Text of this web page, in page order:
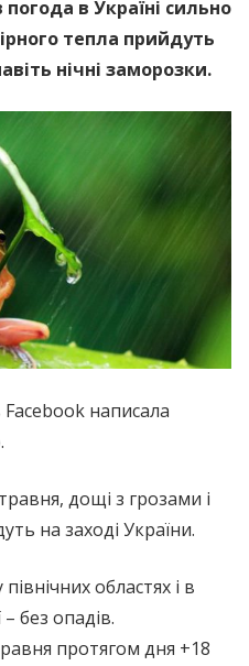
в Україні сильно
тепла прийдуть
нічні заморозки.
Facebook написала
дощі з грозами і
на заході України.
областях і в
без опадів.
протягом дня +18